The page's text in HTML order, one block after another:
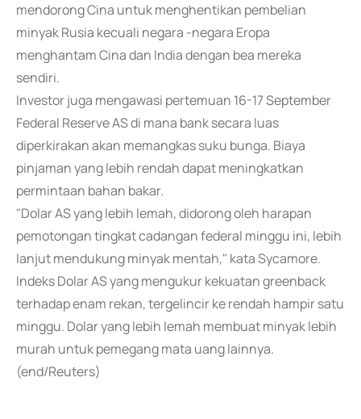
mendorong Cina untuk menghentikan pembelian
minyak Rusia kecuali negara -negara Eropa
menghantam Cina dan India dengan bea mereka
sendiri.
Investor juga mengawasi pertemuan 16-17 September
Federal Reserve AS di mana bank secara luas
diperkirakan akan memangkas suku bunga. Biaya
pinjaman yang lebih rendah dapat meningkatkan
permintaan bahan bakar.
"Dolar AS yang lebih lemah, didorong oleh harapan
pemotongan tingkat cadangan federal minggu ini, lebih
lanjut mendukung minyak mentah," kata Sycamore.
Indeks Dolar AS yang mengukur kekuatan greenback
terhadap enam rekan, tergelincir ke rendah hampir satu
minggu. Dolar yang lebih lemah membuat minyak lebih
murah untuk pemegang mata uang lainnya.
(end/Reuters)